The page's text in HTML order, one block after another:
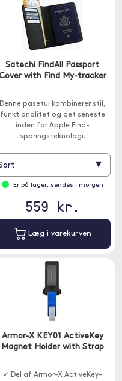
Satechi FindAll Passport
with Find My-tracker
Denne pasetui kombinerer stil,
funktionalitet og det seneste
inden for Apple Find-
sporingsteknologi.
▾
Er på lager, sendes i morgen
559 kr.
Læg i varekurven
Armor-X KEY01 ActiveKey
Magnet Holder with Strap
✓ Del af Armor-X ActiveKey-